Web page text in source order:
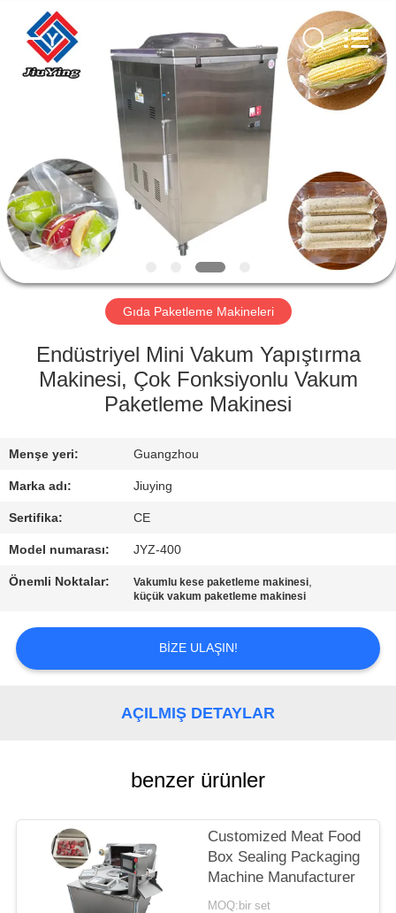
VR
GÖSTERISI
BIZIM
HAKKIMIZDA
FABRIKA
KALITE
KONTROLÜ
BIZIMLE
İLETIŞIM
HABERLER
SITE
HARITASI
Machinery
Co.,Ltd.
Reserved.
Gıda Paketleme Makineleri
Endüstriyel Mini Vakum Yapıştırma
Makinesi, Çok Fonksiyonlu Vakum
Paketleme Makinesi
Menşe yeri: Guangzhou
Marka adı: Jiuying
Sertifika: CE
Model numarası: JYZ-400
Önemli Noktalar: Vakumlu kese paketleme makinesi,
küçük vakum paketleme makinesi
BIZE ULAŞIN!
AÇILMIŞ DETAYLAR
benzer ürünler
Customized Meat Food
Box Sealing Packaging
Machine Manufacturer
MOQ:bir set